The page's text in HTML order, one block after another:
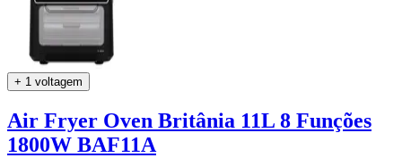
+ 1 voltagem
Air Fryer Oven Britânia 11L 8 Funções
1800W BAF11A